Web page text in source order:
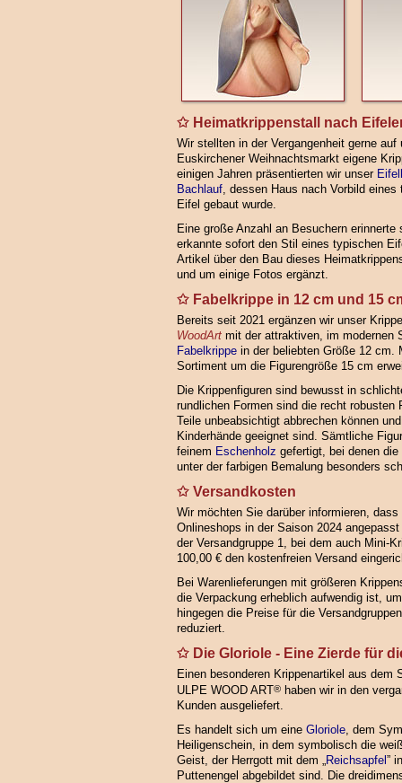
Heimatkrippenstall nach
Wir stellten in der Vergangenheit gerne
Euskirchener Weihnachtsmarkt eigene
einigen Jahren präsentierten wir unser
Bachlauf, dessen Haus nach Vorbild
Eifel gebaut wurde.
Eine große Anzahl an Besuchern erinnerte
erkannte sofort den Stil eines typischen
Artikel über den Bau dieses
und um einige Fotos ergänzt.
Fabelkrippe in 12 cm und 15
Bereits seit 2021 ergänzen wir unser
WoodArt mit der attraktiven, im modernen
Fabelkrippe in der beliebten Größe 12 cm.
Sortiment um die Figurengröße 15 cm
Die Krippenfiguren sind bewusst in
rundlichen Formen sind die recht
Teile unbeabsichtigt abbrechen können
Kinderhände geeignet sind. Sämtliche
feinem Eschenholz gefertigt, bei denen
unter der farbigen Bemalung besonders
Versandkosten
Wir möchten Sie darüber informieren,
Onlineshops in der Saison 2024
der Versandgruppe 1, bei dem auch Mini-
100,00 € den kostenfreien Versand
Bei Warenlieferungen mit größeren
die Verpackung erheblich aufwendig ist,
hingegen die Preise für die
reduziert.
Die Gloriole - Eine Zierde für
Einen besonderen Krippenartikel aus dem
ULPE WOOD ART® haben wir in den
Kunden ausgeliefert.
Es handelt sich um eine Gloriole, dem
Heiligenschein, in dem symbolisch die
Geist, der Herrgott mit dem „Reichsapfel ”
Puttenengel abgebildet sind. Die